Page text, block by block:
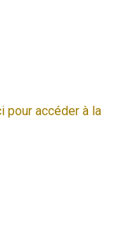
pour accéder à la